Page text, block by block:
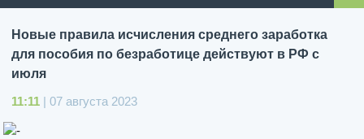
Новые правила исчисления среднего заработка
для пособия по безработице действуют в РФ с
июля
11:11 | 07 августа 2023